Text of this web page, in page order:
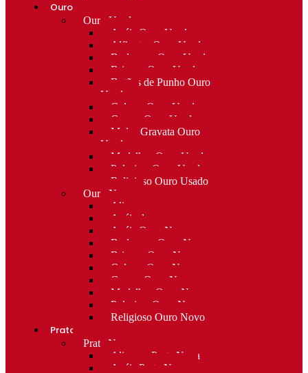
Ouro
Ouro Usado
Anéis Ouro Usado
Alfinetes Ouro Usado
Berloques Ouro Usado
Brincos Ouro Usado
Botões de Punho Ouro
Usado
Colares Ouro Usado
Cruzes Ouro Usado
Molas Gravata Ouro
Usado
Medalhas Ouro Usado
Pulseiras Ouro Usado
Religioso Ouro Usado
Ouro Novo
Alianças
Anéis de curso
Anéis Ouro Novo
Berloques Ouro Novo
Brincos Ouro Novo
Colares Ouro Novo
Cruzes Ouro Novo
Medalhas Ouro Novo
Pulseiras Ouro Novo
Religioso Ouro Novo
Prata
Prata Nova
Alianças Prata Nova
Anéis Prata Nova